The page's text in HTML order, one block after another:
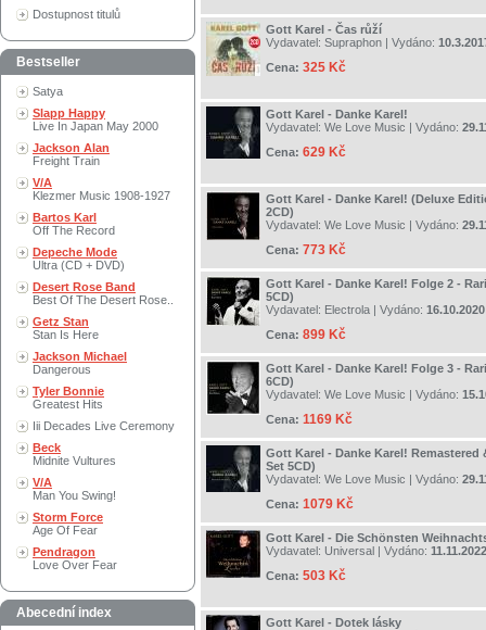
Dostupnost titulů
Bestseller
Satya
Slapp Happy
Live In Japan May 2000
Jackson Alan
Freight Train
V/A
Klezmer Music 1908-1927
Bartos Karl
Off The Record
Depeche Mode
Ultra (CD + DVD)
Desert Rose Band
Best Of The Desert Rose..
Getz Stan
Stan Is Here
Jackson Michael
Dangerous
Tyler Bonnie
Greatest Hits
Iii Decades Live Ceremony
Beck
Midnite Vultures
V/A
Man You Swing!
Storm Force
Age Of Fear
Pendragon
Love Over Fear
Abecední index
Gott Karel - Čas růží
Vydavatel: Supraphon | Vydáno:
Cena: 325 Kč
Gott Karel - Danke Karel!
Vydavatel: We Love Music | Vydáno:
Cena: 629 Kč
Gott Karel - Danke Karel! (Deluxe
2CD)
Vydavatel: We Love Music | Vydáno:
Cena: 773 Kč
Gott Karel - Danke Karel! Folge 2 -
5CD)
Vydavatel: Electrola | Vydáno: 16.10.2020
Cena: 899 Kč
Gott Karel - Danke Karel! Folge 3 -
6CD)
Vydavatel: We Love Music | Vydáno:
Cena: 1169 Kč
Gott Karel - Danke Karel! Remastered
Set 5CD)
Vydavatel: We Love Music | Vydáno:
Cena: 1079 Kč
Gott Karel - Die Schönsten
Vydavatel: Universal | Vydáno: 11.11.2022
Cena: 503 Kč
Gott Karel - Dotek lásky